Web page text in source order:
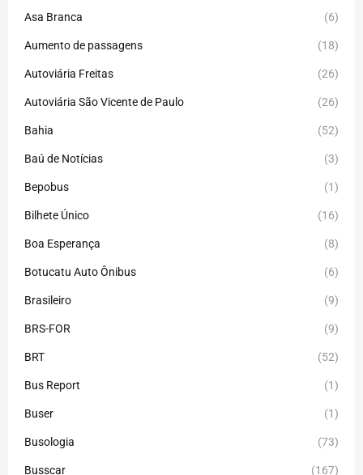
Asa Branca (6)
Aumento de passagens (18)
Autoviária Freitas (26)
Autoviária São Vicente de Paulo (26)
Bahia (52)
Baú de Notícias (3)
Bepobus (1)
Bilhete Único (16)
Boa Esperança (8)
Botucatu Auto Ônibus (6)
Brasileiro (9)
BRS-FOR (9)
BRT (52)
Bus Report (1)
Buser (1)
Busologia (73)
Busscar (167)